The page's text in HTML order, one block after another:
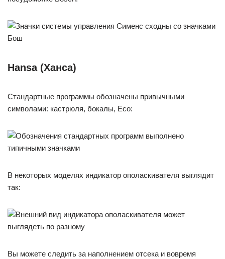
Hansa (Ханса)
Стандартные программы обозначены привычными
символами: кастрюля, бокалы, Eco:
В некоторых моделях индикатор ополаскивателя выглядит
так:
Вы можете следить за наполнением отсека и вовремя